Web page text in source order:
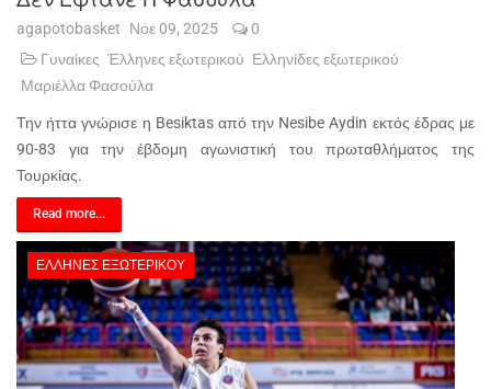
agapotobasket Νοε 09, 2025
0
Γυναίκες Έλληνες εξωτερικού Ελληνίδες εξωτερικού
Μαριέλλα Φασούλα
Την ήττα γνώρισε η Besiktas από την Nesibe Aydin εκτός έδρας με
90-83 για την έβδομη αγωνιστική του πρωταθλήματος της
Τουρκίας.
Read more...
ΈΛΛΗΝΕΣ ΕΞΩΤΕΡΙΚΟΎ